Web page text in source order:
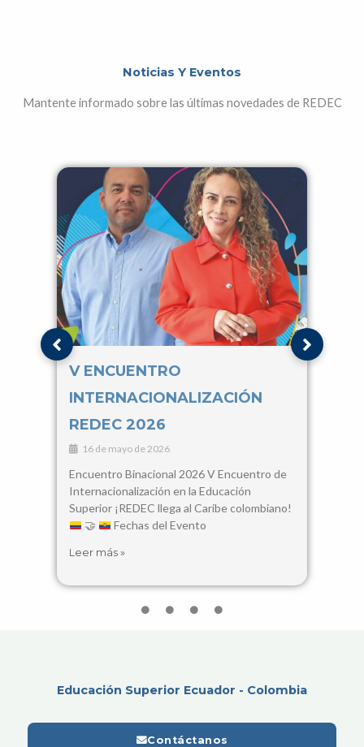
Noticias Y Eventos
Mantente informado sobre las últimas novedades de REDEC
V ENCUENTRO
INTERNACIONALIZACIÓN
REDEC 2026
16 de mayo de 2026
Encuentro Binacional 2026 V Encuentro de
Internacionalización en la Educación
Superior ¡REDEC llega al Caribe colombiano!
🤝
Fechas del Evento
Leer más »
Educación Superior Ecuador - Colombia
Contáctanos